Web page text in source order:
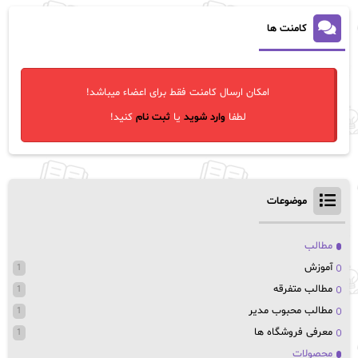
کامنت ها
امکان ارسال کامنت فقط برای اعضاء میباشد!
لطفاوارد شوید یاثبت نام کنید!
موضوعات
مطالب
آموزش
1
مطالب متفرقه 1
مطالب محبوب مدیر 1
معرفی فروشگاه ها 1
محصولات